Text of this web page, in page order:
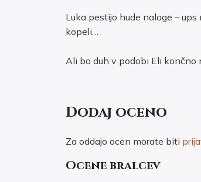
Luka pestijo hude naloge –
kopeli…
Ali bo duh v podobi Eli končno
Dodaj oceno
Za oddajo ocen morate biti
Ocene bralcev